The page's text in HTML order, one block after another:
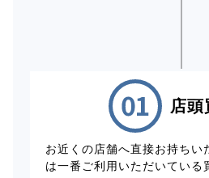
店頭
お近くの店舗へ直接お持ちい
は一番ご利用いただいている